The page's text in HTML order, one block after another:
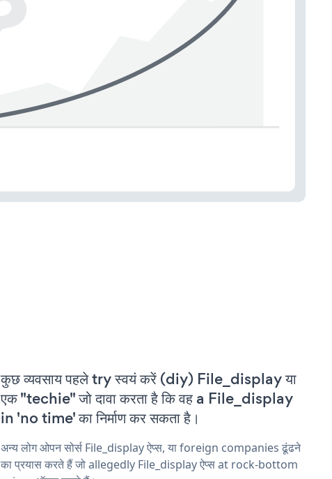
कुछ व्यवसाय पहले try स्वयं करें (diy) File_display या
एक "techie" जो दावा करता है कि वह a File_display
in 'no time' का निर्माण कर सकता है।
अन्य लोग ओपन सोर्स File_display ऐप्स, या foreign companies ढूंढने
का प्रयास करते हैं जो allegedly File_display ऐप्स at rock-bottom